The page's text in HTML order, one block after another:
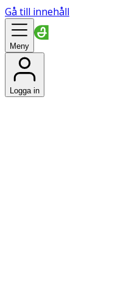
Gå till innehåll
Meny
Logga in